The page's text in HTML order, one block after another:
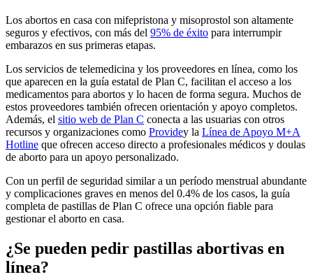
Los abortos en casa con mifepristona y misoprostol son altamente
seguros y efectivos, con más del 95% de éxito para interrumpir
embarazos en sus primeras etapas.
Los servicios de telemedicina y los proveedores en línea, como los
que aparecen en la guía estatal de Plan C, facilitan el acceso a los
medicamentos para abortos y lo hacen de forma segura. Muchos de
estos proveedores también ofrecen orientación y apoyo completos.
Además, el sitio web de Plan C conecta a las usuarias con otros
recursos y organizaciones como Providey la Línea de Apoyo M+A
Hotline que ofrecen acceso directo a profesionales médicos y doulas
de aborto para un apoyo personalizado.
Con un perfil de seguridad similar a un período menstrual abundante
y complicaciones graves en menos del 0.4% de los casos, la guía
completa de pastillas de Plan C ofrece una opción fiable para
gestionar el aborto en casa.
¿Se pueden pedir pastillas abortivas en
línea?